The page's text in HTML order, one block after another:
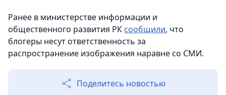
Ранее в министерстве информации и
общественного развития РК сообщили, что
блогеры несут ответственность за
распространение изображения наравне со СМИ.
Поделитесь новостью